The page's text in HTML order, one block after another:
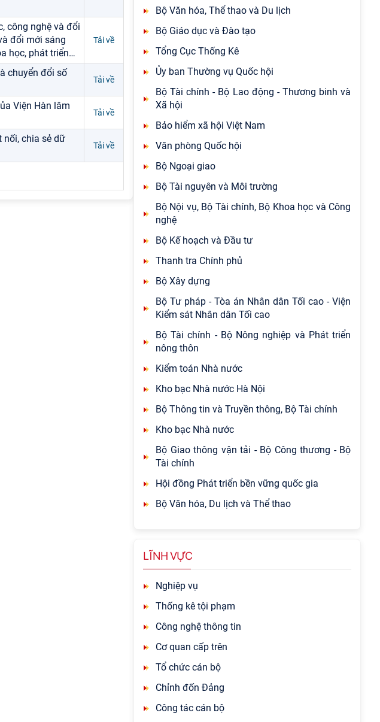
công nghệ và đổi
đổi mới sáng
học, phát triển…
Tải về
chuyển đổi số
Tải về
Viện Hàn lâm
Tải về
nối, chia sẻ dữ
Tải về
Bộ Văn hóa, Thể thao và Du lịch
Bộ Giáo dục và Đào tạo
Tổng Cục Thống Kê
Ủy ban Thường vụ Quốc hội
Bộ Tài chính - Bộ Lao động - Thương binh và
Xã hội
Bảo hiểm xã hội Việt Nam
Văn phòng Quốc hội
Bộ Ngoại giao
Bộ Tài nguyên và Môi trường
Bộ Nội vụ, Bộ Tài chính, Bộ Khoa học và Công
nghệ
Bộ Kế hoạch và Đầu tư
Thanh tra Chính phủ
Bộ Xây dựng
Bộ Tư pháp - Tòa án Nhân dân Tối cao - Viện
Kiểm sát Nhân dân Tối cao
Bộ Tài chính - Bộ Nông nghiệp và Phát triển
nông thôn
Kiểm toán Nhà nước
Kho bạc Nhà nước Hà Nội
Bộ Thông tin và Truyền thông, Bộ Tài chính
Kho bạc Nhà nước
Bộ Giao thông vận tải - Bộ Công thương - Bộ
Tài chính
Hội đồng Phát triển bền vững quốc gia
Bộ Văn hóa, Du lịch và Thể thao
LĨNH VỰC
Nghiệp vụ
Thống kê tội phạm
Công nghệ thông tin
Cơ quan cấp trên
Tổ chức cán bộ
Chỉnh đốn Đảng
Công tác cán bộ